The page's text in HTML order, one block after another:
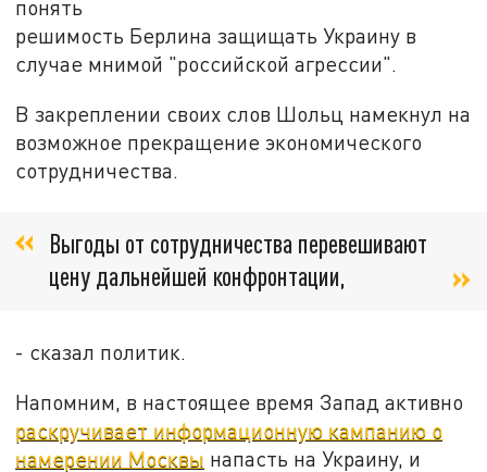
понять
решимость Берлина защищать Украину в
случае мнимой "российской агрессии".
В закреплении своих слов Шольц намекнул на
возможное прекращение экономического
сотрудничества.
Выгоды от сотрудничества перевешивают
цену дальнейшей конфронтации,
- сказал политик.
Напомним, в настоящее время Запад активно
раскручивает информационную кампанию о
намерении Москвы напасть на Украину, и